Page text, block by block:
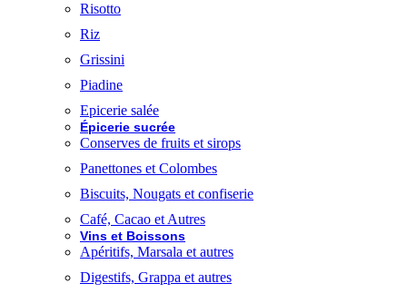
Risotto
Riz
Grissini
Piadine
Epicerie salée
Épicerie sucrée
Conserves de fruits et sirops
Panettones et Colombes
Biscuits, Nougats et confiserie
Café, Cacao et Autres
Vins et Boissons
Apéritifs, Marsala et autres
Digestifs, Grappa et autres